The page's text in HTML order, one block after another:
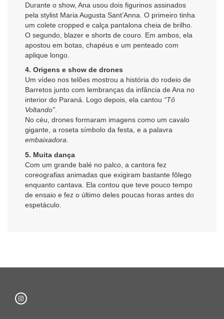
Durante o show, Ana usou dois figurinos assinados
pela stylist Maria Augusta Sant’Anna. O primeiro tinha
um colete cropped e calça pantalona cheia de brilho.
O segundo, blazer e shorts de couro. Em ambos, ela
apostou em botas, chapéus e um penteado com
aplique longo.
4. Origens e show de drones
Um vídeo nos telões mostrou a história do rodeio de
Barretos junto com lembranças da infância de Ana no
interior do Paraná. Logo depois, ela cantou “Tô
Voltando”.
No céu, drones formaram imagens como um cavalo
gigante, a roseta símbolo da festa, e a palavra
embaixadora.
5. Muita dança
Com um grande balé no palco, a cantora fez
coreografias animadas que exigiram bastante fôlego
enquanto cantava. Ela contou que teve pouco tempo
de ensaio e fez o último deles poucas horas antes do
espetáculo.